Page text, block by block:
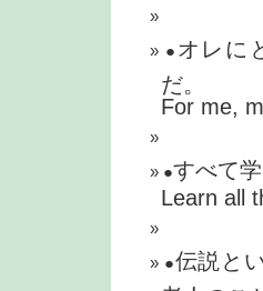
● オレに
だ。
For me,
●すべて
Learn all
●伝説と